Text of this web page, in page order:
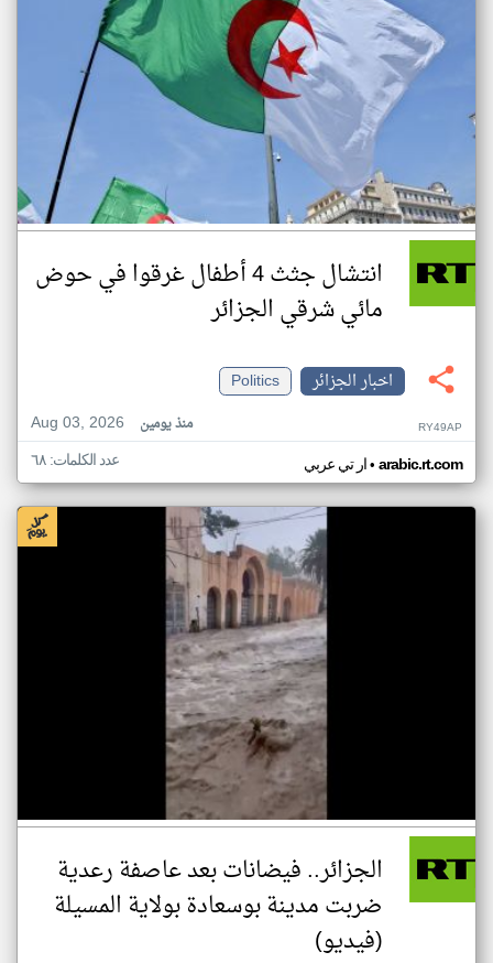
انتشال جثث 4 أطفال غرقوا في حوض
مائي شرقي الجزائر
اخبار الجزائر
Politics
Aug 03, 2026
منذ يومين RY49AP
ار تي عربي• arabic.rt.com عدد الكلمات: ٦٨
الجزائر.. فيضانات بعد عاصفة رعدية
ضربت مدينة بوسعادة بولاية المسيلة
(فيديو)